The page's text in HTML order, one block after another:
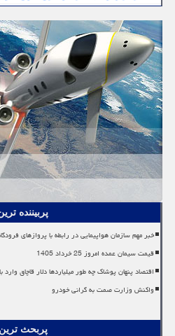
پربیننده
خبر مهم سازمان هواپیمایی در رابطه با پروازهای
قیمت سیمان عمده امروز 25 خرداد 1405
اقتصاد پنهان پوشاک چه طور میلیاردها دلار قاچاق
واکنش وزارت صمت به گرانی خودرو
پربحث